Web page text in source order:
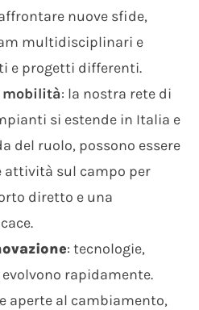
nuove sfide,
multidisciplinari e
e progetti differenti.
: la nostra rete di
si estende in Italia e
del ruolo, possono essere
attività sul campo per
diretto e una
: tecnologie,
rapidamente.
aperte al cambiamento,